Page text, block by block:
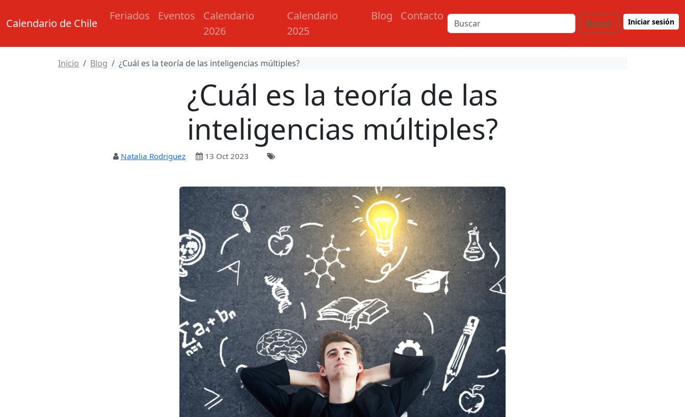
Calendario de Chile
Feriados Eventos
Calendario
2026
Calendario
2025
Blog Contacto
Buscar Iniciar sesión
Inicio Blog ¿Cuál es la teoría de las inteligencias múltiples?
¿Cuál es la teoría de las
inteligencias múltiples?
Natalia Rodriguez 13 Oct 2023